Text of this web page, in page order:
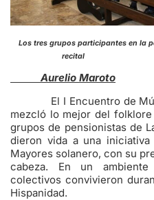
Los tres grupos participantes en la
recital
Aurelio Maroto
El I Encuentro de
mezcló lo mejor del
grupos de pensionistas de
dieron vida a una
Mayores solanero, con su
cabeza. En un
colectivos convivieron
Hispanidad.